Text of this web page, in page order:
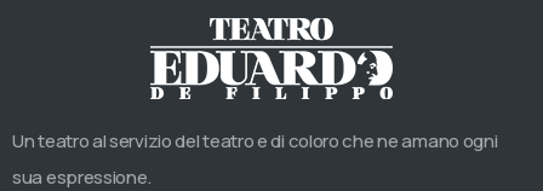
Un teatro al servizio del teatro e di coloro che ne amano ogni
sua espressione.